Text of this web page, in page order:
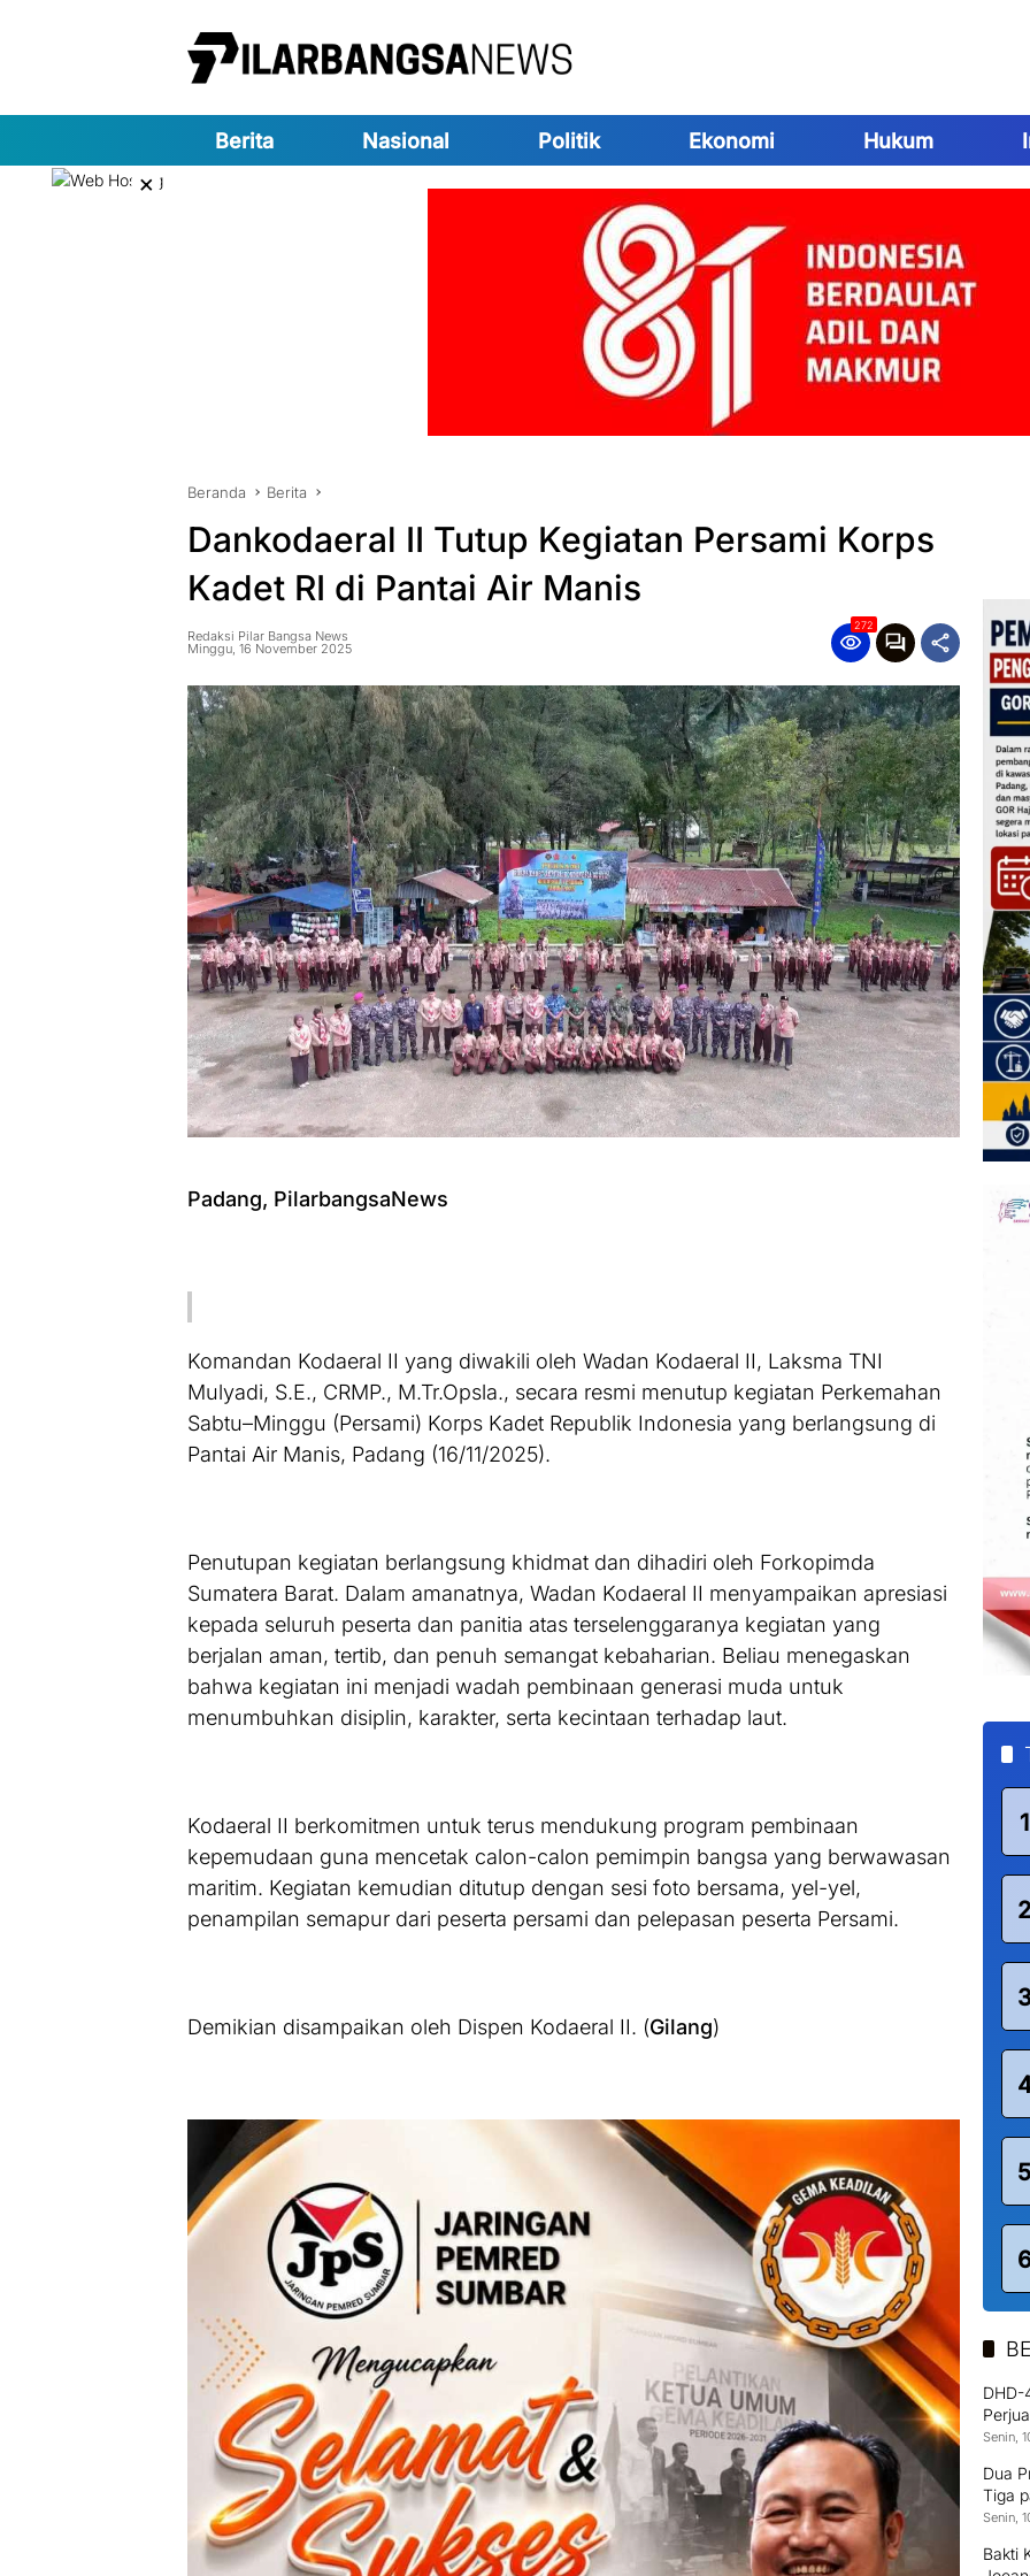
Berita Nasional Politik Ekonomi Hukum
×
Beranda Berita
Dankodaeral II Tutup Kegiatan Persami Korps
Kadet RI di Pantai Air Manis
Redaksi Pilar Bangsa News
Minggu, 16 November 2025
272
Padang, PilarbangsaNews
Komandan Kodaeral II yang diwakili oleh Wadan Kodaeral II, Laksma TNI
Mulyadi, S.E., CRMP., M.Tr.Opsla., secara resmi menutup kegiatan Perkemahan
Sabtu–Minggu (Persami) Korps Kadet Republik Indonesia yang berlangsung di
Pantai Air Manis, Padang (16/11/2025).
Penutupan kegiatan berlangsung khidmat dan dihadiri oleh Forkopimda
Sumatera Barat. Dalam amanatnya, Wadan Kodaeral II menyampaikan apresiasi
kepada seluruh peserta dan panitia atas terselenggaranya kegiatan yang
berjalan aman, tertib, dan penuh semangat kebaharian. Beliau menegaskan
bahwa kegiatan ini menjadi wadah pembinaan generasi muda untuk
menumbuhkan disiplin, karakter, serta kecintaan terhadap laut.
Kodaeral II berkomitmen untuk terus mendukung program pembinaan
kepemudaan guna mencetak calon-calon pemimpin bangsa yang berwawasan
maritim. Kegiatan kemudian ditutup dengan sesi foto bersama, yel-yel,
penampilan semapur dari peserta persami dan pelepasan peserta Persami.
Demikian disampaikan oleh Dispen Kodaeral II. (Gilang)
1
2
5
DHD-
Daftar
Senin,
Dua
Tiga
Senin,
Bakti